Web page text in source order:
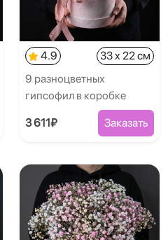
4.9
33 x 22 см
9 разноцветных
гипсофил в коробке
3 611₽ Заказать